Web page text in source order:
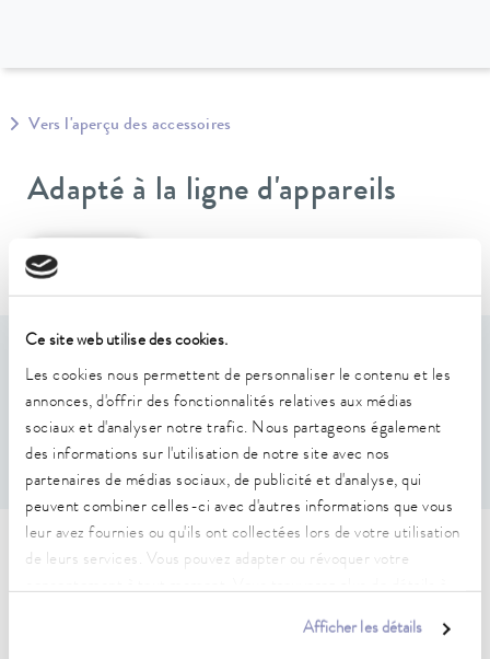
Ce site web utilise des cookies.
Les cookies nous permettent de personnaliser le contenu et les
annonces, d'offrir des fonctionnalités relatives aux médias
sociaux et d'analyser notre trafic. Nous partageons également
des informations sur l'utilisation de notre site avec nos
partenaires de médias sociaux, de publicité et d'analyse, qui
peuvent combiner celles-ci avec d'autres informations que vous
leur avez fournies ou qu'ils ont collectées lors de votre utilisation
de leurs services. Vous pouvez adapter ou révoquer votre
Afficher les détails
Vers l'aperçu des accessoires
Adapté à la ligne d'appareils
Versafreeze
Caractéristiques
Pour 2(hauteur) x 4(profondeur) boîtes max. 136 x 136 x
78 mm
Caractéristiques techniques
(selon DIN 12876)